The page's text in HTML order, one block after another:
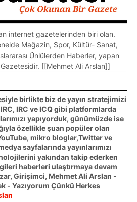
internet gazetelerinden biri olan.
Mağazin, Spor, Kültür- Sanat,
Ünlülerden Haberler, yapan
[[Mehmet Ali Arslan]]
birlikte biz de yayın stratejimizi
IRC ve ICQ gibi platformlarda
yapıyorduk, günümüzde ise
özellikle şuan popüler olan
mikro bloglar,Twitter ve
sayfalarında yayınlarımızı
yakından takip ederken
haberleri ulaştırmaya devam
Girişimci, Mehmet Ali Arslan -
- Yazıyorum Çünkü Herkes